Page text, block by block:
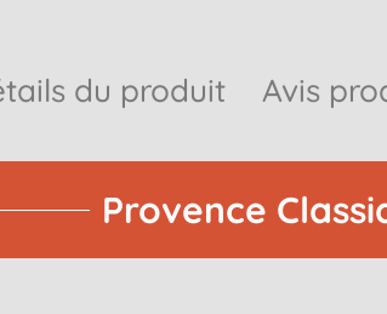
du produit Avis
Provence